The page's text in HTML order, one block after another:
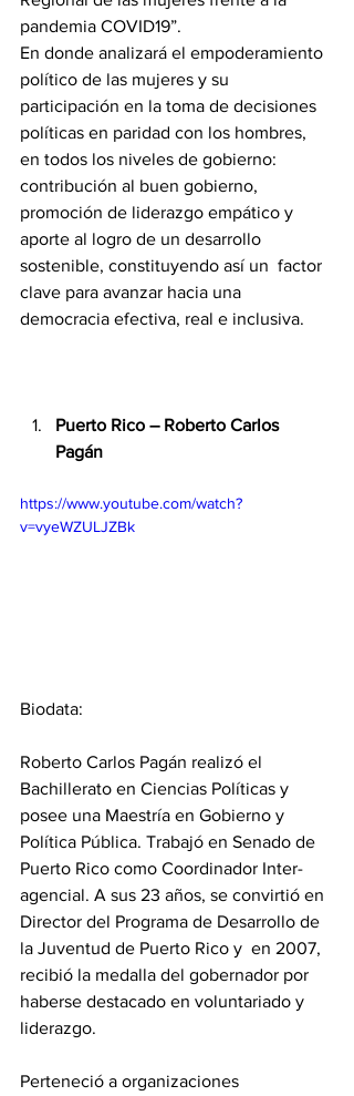
pandemia COVID19”.
En donde analizará el empoderamiento
político de las mujeres y su
participación en la toma de decisiones
políticas en paridad con los hombres,
en todos los niveles de gobierno:
contribución al buen gobierno,
promoción de liderazgo empático y
aporte al logro de un desarrollo
sostenible, constituyendo así un  factor
clave para avanzar hacia una
democracia efectiva, real e inclusiva.
Puerto Rico – Roberto Carlos
Pagán
https://www.youtube.com/watch?
v=vyeWZULJZBk
Biodata:
Roberto Carlos Pagán realizó el
Bachillerato en Ciencias Políticas y
posee una Maestría en Gobierno y
Política Pública. Trabajó en Senado de
Puerto Rico como Coordinador Inter-
agencial. A sus 23 años, se convirtió en
Director del Programa de Desarrollo de
la Juventud de Puerto Rico y  en 2007,
recibió la medalla del gobernador por
haberse destacado en voluntariado y
liderazgo.
Perteneció a organizaciones